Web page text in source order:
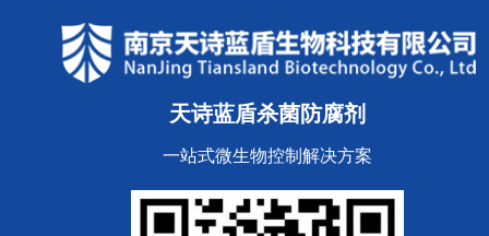
天诗蓝盾杀菌防腐剂
一站式微生物控制解决方案